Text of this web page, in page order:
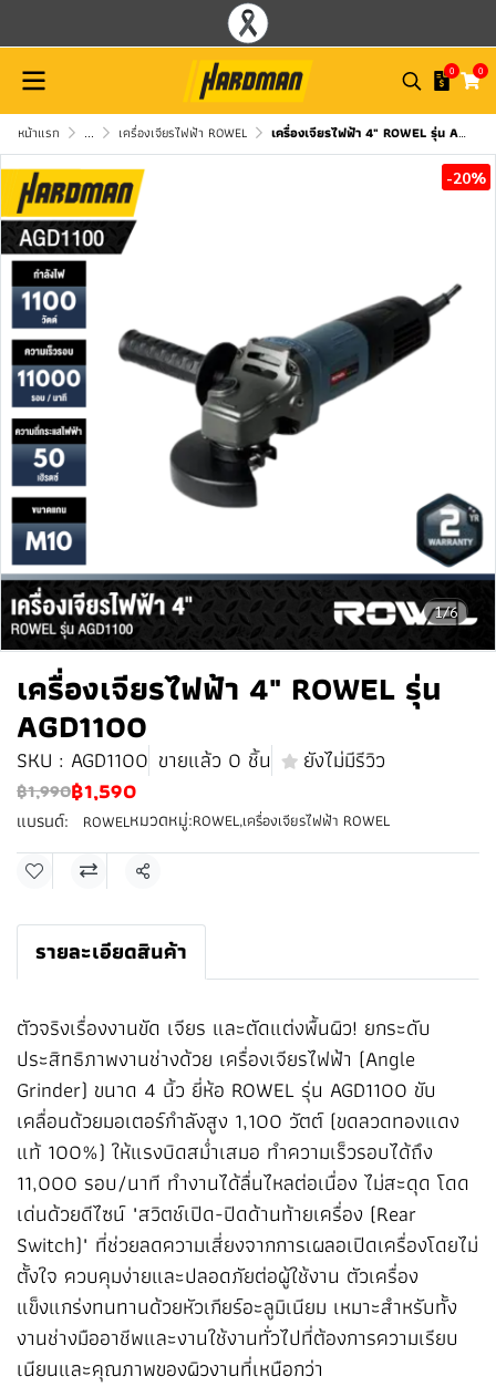
0 0
หน้าแรก ... เครื่องเจียรไฟฟ้า ROWEL เครื่องเจียรไฟฟ้า 4" ROWEL รุ่น AGD1100
1/6
-20%
เครื่องเจียรไฟฟ้า 4" ROWEL รุ่น
AGD1100
SKU : AGD1100 ขายแล้ว 0 ชิ้น ยังไม่มีรีวิว
฿1,990฿1,590
แบรนด์: ROWELหมวดหมู่:ROWEL,เครื่องเจียรไฟฟ้า ROWEL
แชร์
รายละเอียดสินค้า
ตัวจริงเรื่องงานขัด เจียร และตัดแต่งพื้นผิว! ยกระดับ
ประสิทธิภาพงานช่างด้วย เครื่องเจียรไฟฟ้า (Angle
Grinder) ขนาด 4 นิ้ว ยี่ห้อ ROWEL รุ่น AGD1100 ขับ
เคลื่อนด้วยมอเตอร์กำลังสูง 1,100 วัตต์ (ขดลวดทองแดง
แท้ 100%) ให้แรงบิดสม่ำเสมอ ทำความเร็วรอบได้ถึง
11,000 รอบ/นาที ทำงานได้ลื่นไหลต่อเนื่อง ไม่สะดุด โดด
เด่นด้วยดีไซน์ "สวิตช์เปิด-ปิดด้านท้ายเครื่อง (Rear
Switch)" ที่ช่วยลดความเสี่ยงจากการเผลอเปิดเครื่องโดยไม่
ตั้งใจ ควบคุมง่ายและปลอดภัยต่อผู้ใช้งาน ตัวเครื่อง
แข็งแกร่งทนทานด้วยหัวเกียร์อะลูมิเนียม เหมาะสำหรับทั้ง
งานช่างมืออาชีพและงานใช้งานทั่วไปที่ต้องการความเรียบ
เนียนและคุณภาพของผิวงานที่เหนือกว่า